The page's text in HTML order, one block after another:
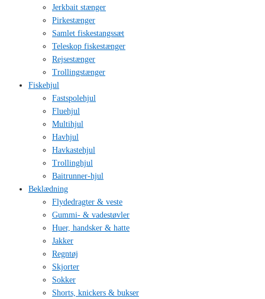
Jerkbait stænger
Pirkestænger
Samlet fiskestangssæt
Teleskop fiskestænger
Rejsestænger
Trollingstænger
Fiskehjul
Fastspolehjul
Fluehjul
Multihjul
Havhjul
Havkastehjul
Trollinghjul
Baitrunner-hjul
Beklædning
Flydedragter & veste
Gummi- & vadestøvler
Huer, handsker & hatte
Jakker
Regntøj
Skjorter
Sokker
Shorts, knickers & bukser